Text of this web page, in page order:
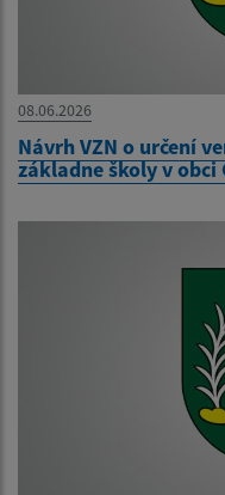
08.06.2026
Návrh VZN o určení
základne školy v obci